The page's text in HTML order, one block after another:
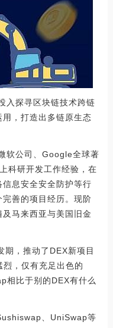
入探寻区块链技术跨链
，打造出多链原生态
软公司、Google全球著
科研开发工作经验，在
息安全安全防护等行
善的项目经历。现阶
马来西亚与美国旧金
，推动了DEX新项目
，仅有充足出色的
相比于别的DEX有什么
、UniSwap等